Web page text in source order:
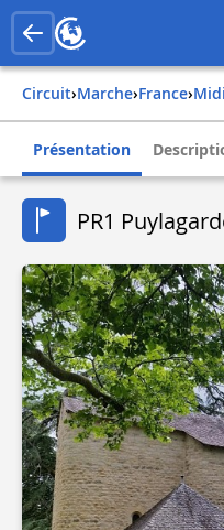
Circuit› Marche› france›
Présentation
PR1